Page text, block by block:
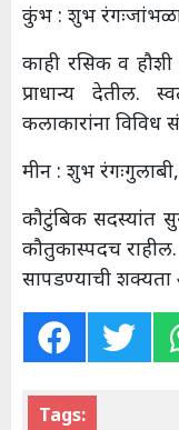
कुंभ : शुभ
काही रसिक व
प्राधान्य देतील.
कलाकारांना विविध
मीन : शुभ
कौटुंबिक सदस्यांत
कौतुकास्पदच
सापडण्याची
Tags: